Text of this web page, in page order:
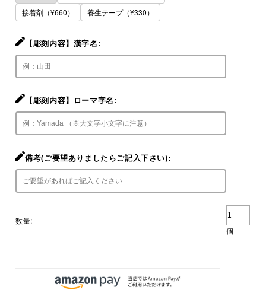
接着剤（¥660）
養生テープ（¥330）
【彫刻内容】漢字名:
【彫刻内容】ローマ字名:
備考(ご要望ありましたらご記入下さい):
数量:
個